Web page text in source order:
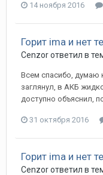
14 ноября 2016
Горит ima и нет
Cenzorответил в
Всем спасибо, думаю
заглянул, в АКБ
доступно объяснил,
31 октября 2016
Горит ima и нет
Cenzorответил в